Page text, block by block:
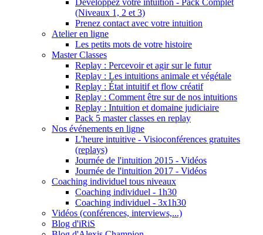
Développez votre intuition - Pack Complet
(Niveaux 1, 2 et 3)
Prenez contact avec votre intuition
Atelier en ligne
Les petits mots de votre histoire
Master Classes
Replay : Percevoir et agir sur le futur
Replay : Les intuitions animale et végétale
Replay : État intuitif et flow créatif
Replay : Comment être sur de nos intuitions
Replay : Intuition et domaine judiciaire
Pack 5 master classes en replay
Nos événements en ligne
L'heure intuitive - Visioconférences gratuites
(replays)
Journée de l'intuition 2015 - Vidéos
Journée de l'intuition 2017 - Vidéos
Coaching individuel tous niveaux
Coaching individuel - 1h30
Coaching individuel - 3x1h30
Vidéos (conférences, interviews,...)
Blog d'iRiS